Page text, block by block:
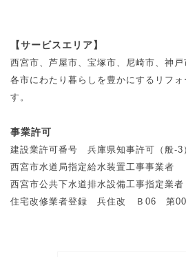
【サービスエリア】
西宮市、芦屋市、宝塚市、尼崎市、神
各市にわたり暮らしを豊かにするリフォ
す。
事業許可
建設業許可番号 兵庫県知事許可（般-3
西宮市水道局指定給水装置工事事業者
西宮市公共下水道排水設備工事指定業者
住宅改修業者登録 兵住改 Ｂ06 第